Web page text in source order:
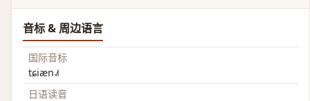
音标 & 周边语言
国际音标
tɕiæn˨˩˦
日语读音